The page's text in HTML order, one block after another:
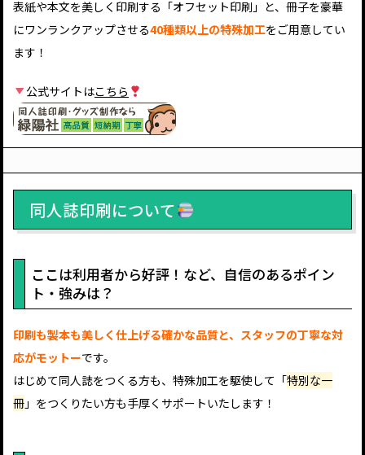
表紙や本文を美しく印刷する「オフセット印刷」と、冊子を豪華
にワンランクアップさせる40種類以上の特殊加工をご用意してい
ます！
公式サイトはこちら
同人誌印刷について
ここは利用者から好評！など、自信のあるポイン
ト・強みは？
印刷も製本も美しく仕上げる確かな品質と、スタッフの丁寧な対
応がモットーです。
はじめて同人誌をつくる方も、特殊加工を駆使して「特別な一
冊 」をつくりたい方も手厚くサポートいたします！